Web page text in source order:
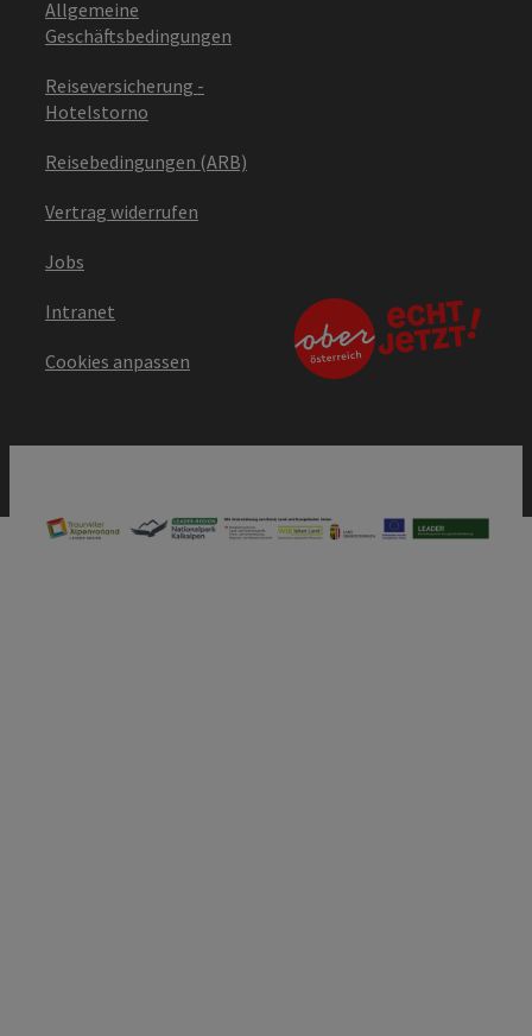
Allgemeine
Geschäftsbedingungen
Reiseversicherung -
Hotelstorno
Reisebedingungen (ARB)
Vertrag widerrufen
Jobs
Intranet
Cookies anpassen